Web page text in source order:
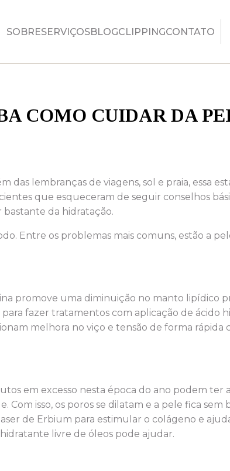
SOBRESERVIÇOSBLOGCLIPPINGCONTATO
COMO CUIDAR DA
das lembranças de viagens, sol e praia, essa
que esqueceram de seguir conselhos
da hidratação.
Entre os problemas mais comuns, estão a
promove uma diminuição no manto lipídico
fazer tratamentos com aplicação de ácido
melhora no viço e tensão de forma rápida
em excesso nesta época do ano podem ter
Com isso, os poros se dilatam e a pele fica sem
de Erbium para estimular o colágeno e
livre de óleos pode ajudar.